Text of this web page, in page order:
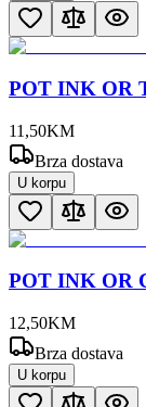
POT INK OR
11 ,50KM
Brza dostava
U korpu
POT INK OR
12,50KM
Brza dostava
U korpu